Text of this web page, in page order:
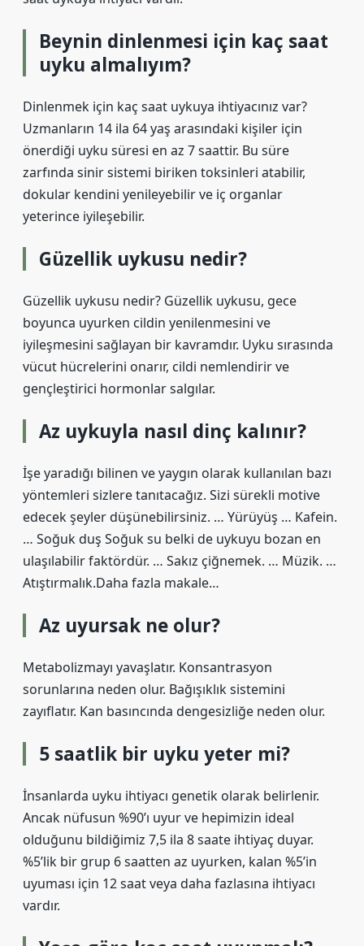
Beynin dinlenmesi için kaç saat
uyku almalıyım?
Dinlenmek için kaç saat uykuya ihtiyacınız var?
Uzmanların 14 ila 64 yaş arasındaki kişiler için
önerdiği uyku süresi en az 7 saattir. Bu süre
zarfında sinir sistemi biriken toksinleri atabilir,
dokular kendini yenileyebilir ve iç organlar
yeterince iyileşebilir.
Güzellik uykusu nedir?
Güzellik uykusu nedir? Güzellik uykusu, gece
boyunca uyurken cildin yenilenmesini ve
iyileşmesini sağlayan bir kavramdır. Uyku sırasında
vücut hücrelerini onarır, cildi nemlendirir ve
gençleştirici hormonlar salgılar.
Az uykuyla nasıl dinç kalınır?
İşe yaradığı bilinen ve yaygın olarak kullanılan bazı
yöntemleri sizlere tanıtacağız. Sizi sürekli motive
edecek şeyler düşünebilirsiniz. … Yürüyüş … Kafein.
… Soğuk duş Soğuk su belki de uykuyu bozan en
ulaşılabilir faktördür. … Sakız çiğnemek. … Müzik. …
Atıştırmalık.Daha fazla makale…
Az uyursak ne olur?
Metabolizmayı yavaşlatır. Konsantrasyon
sorunlarına neden olur. Bağışıklık sistemini
zayıflatır. Kan basıncında dengesizliğe neden olur.
5 saatlik bir uyku yeter mi?
İnsanlarda uyku ihtiyacı genetik olarak belirlenir.
Ancak nüfusun %90’ı uyur ve hepimizin ideal
olduğunu bildiğimiz 7,5 ila 8 saate ihtiyaç duyar.
%5’lik bir grup 6 saatten az uyurken, kalan %5’in
uyuması için 12 saat veya daha fazlasına ihtiyacı
vardır.